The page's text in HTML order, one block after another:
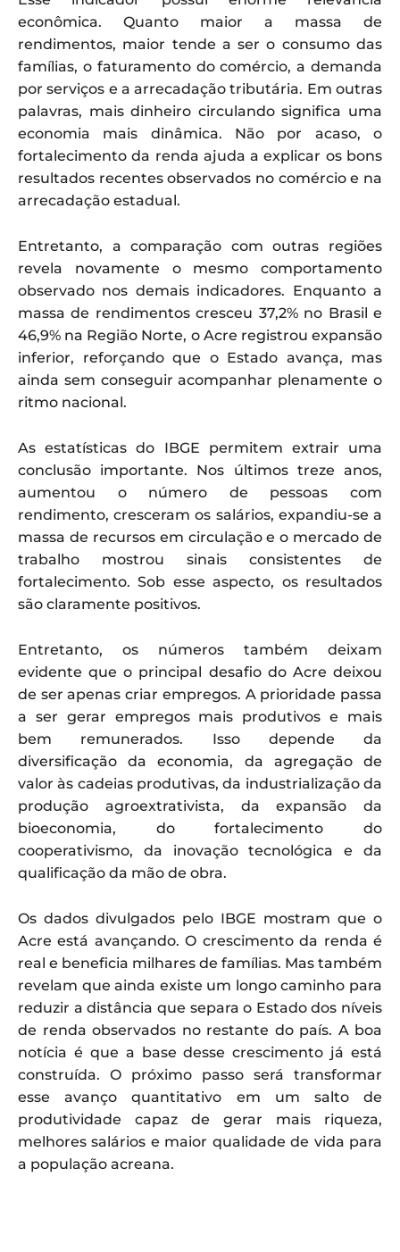
econômica. Quanto maior a massa de
rendimentos, maior tende a ser o consumo das
famílias, o faturamento do comércio, a demanda
por serviços e a arrecadação tributária. Em outras
palavras, mais dinheiro circulando significa uma
economia mais dinâmica. Não por acaso, o
fortalecimento da renda ajuda a explicar os bons
resultados recentes observados no comércio e na
arrecadação estadual.
Entretanto, a comparação com outras regiões
revela novamente o mesmo comportamento
observado nos demais indicadores. Enquanto a
massa de rendimentos cresceu 37,2% no Brasil e
46,9% na Região Norte, o Acre registrou expansão
inferior, reforçando que o Estado avança, mas
ainda sem conseguir acompanhar plenamente o
ritmo nacional.
As estatísticas do IBGE permitem extrair uma
conclusão importante. Nos últimos treze anos,
aumentou o número de pessoas com
rendimento, cresceram os salários, expandiu-se a
massa de recursos em circulação e o mercado de
trabalho mostrou sinais consistentes de
fortalecimento. Sob esse aspecto, os resultados
são claramente positivos.
Entretanto, os números também deixam
evidente que o principal desafio do Acre deixou
de ser apenas criar empregos. A prioridade passa
a ser gerar empregos mais produtivos e mais
bem remunerados. Isso depende da
diversificação da economia, da agregação de
valor às cadeias produtivas, da industrialização da
produção agroextrativista, da expansão da
bioeconomia, do fortalecimento do
cooperativismo, da inovação tecnológica e da
qualificação da mão de obra.
Os dados divulgados pelo IBGE mostram que o
Acre está avançando. O crescimento da renda é
real e beneficia milhares de famílias. Mas também
revelam que ainda existe um longo caminho para
reduzir a distância que separa o Estado dos níveis
de renda observados no restante do país. A boa
notícia é que a base desse crescimento já está
construída. O próximo passo será transformar
esse avanço quantitativo em um salto de
produtividade capaz de gerar mais riqueza,
melhores salários e maior qualidade de vida para
a população acreana.